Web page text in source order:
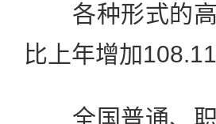
各种形式的高
比上年增加
全国普通、职